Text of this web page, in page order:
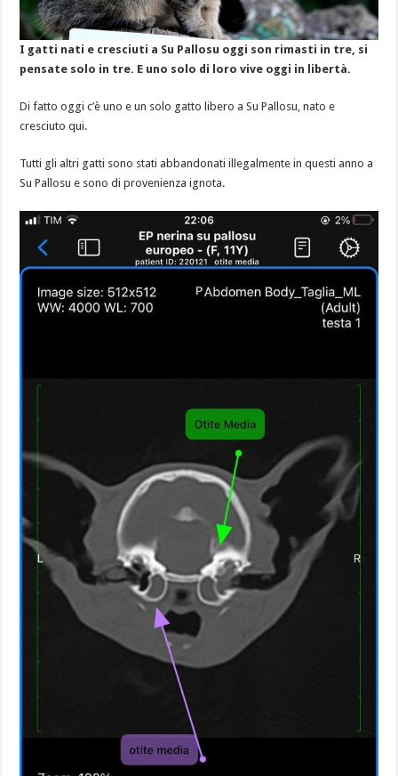
I gatti nati e cresciuti a Su Pallosu oggi son rimasti in tre, si
pensate solo in tre. E uno solo di loro vive oggi in libertà.
Di fatto oggi c’è uno e un solo gatto libero a Su Pallosu, nato e
cresciuto qui.
Tutti gli altri gatti sono stati abbandonati illegalmente in questi anno a
Su Pallosu e sono di provenienza ignota.